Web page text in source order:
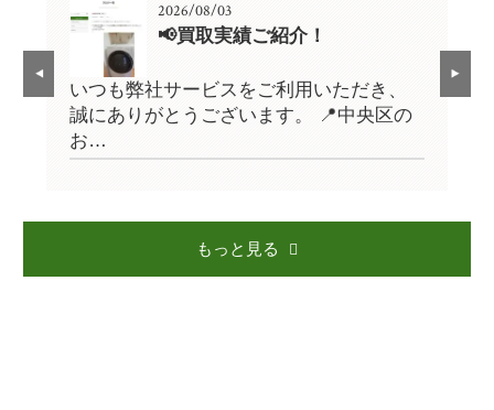
2026/08/03
📢買取実績ご紹介！
いつも弊社サービスをご利用いただき、
誠にありがとうございます。 📍中央区の
お…
もっと見る